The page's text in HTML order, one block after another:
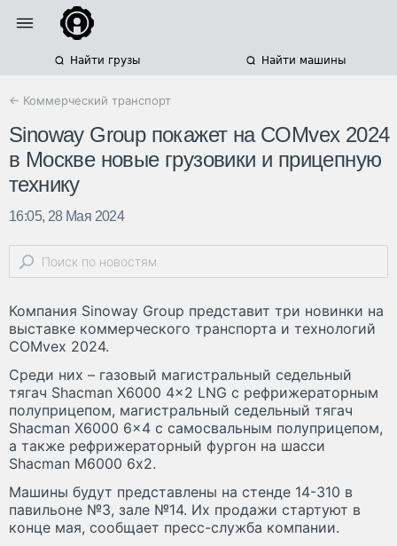
Найти грузы Найти машины
← Коммерческий транспорт
Sinoway Group покажет на COMvex 2024
в Москве новые грузовики и прицепную
технику
16:05, 28 Мая 2024
Компания Sinoway Group представит три новинки на
выставке коммерческого транспорта и технологий
COMvex 2024.
Среди них – газовый магистральный седельный
тягач Shacman X6000 4x2 LNG с рефрижераторным
полуприцепом, магистральный седельный тягач
Shacman X6000 6x4 с самосвальным полуприцепом,
а также рефрижераторный фургон на шасси
Shacman М6000 6x2.
Машины будут представлены на стенде 14-310 в
павильоне №3, зале №14. Их продажи стартуют в
конце мая, сообщает пресс-служба компании.